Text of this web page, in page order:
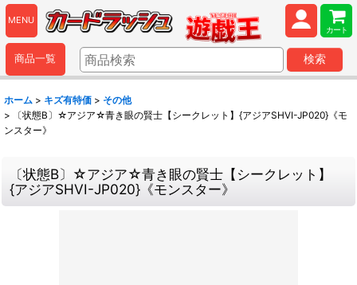
MENU
カート
商品一覧 検索
ホーム > キズ有特価 > その他
>
〔状態B〕☆アジア☆青き眼の賢士【シークレット】{アジアSHVI-JP020}《モ
ンスター》
〔状態B〕☆アジア☆青き眼の賢士【シークレット】
{アジアSHVI-JP020}《モンスター》